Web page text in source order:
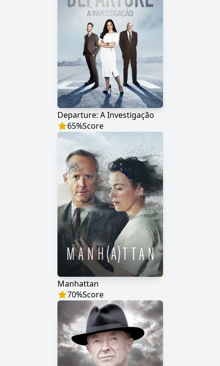
Departure: A Investigação
65%Score
Manhattan
70%Score